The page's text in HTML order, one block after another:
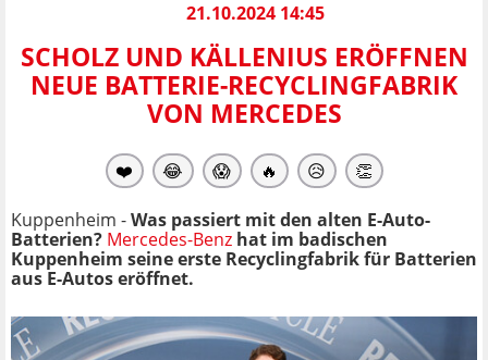
21.10.2024 14:45
SCHOLZ UND KÄLLENIUS ERÖFFNEN
NEUE BATTERIE-RECYCLINGFABRIK
VON MERCEDES
❤️ 😂 😱 🔥 😥 👏
Kuppenheim -Was passiert mit den alten E-Auto-
Batterien? Mercedes-Benz hat im badischen
Kuppenheim seine erste Recyclingfabrik für Batterien
aus E-Autos eröffnet.